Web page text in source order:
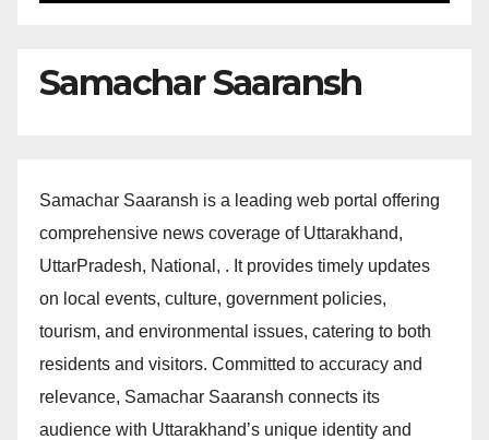
Samachar Saaransh
Samachar Saaransh is a leading web portal offering
comprehensive news coverage of Uttarakhand,
UttarPradesh, National, . It provides timely updates
on local events, culture, government policies,
tourism, and environmental issues, catering to both
residents and visitors. Committed to accuracy and
relevance, Samachar Saaransh connects its
audience with Uttarakhand’s unique identity and